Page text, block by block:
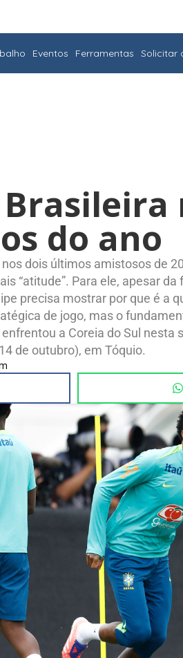
Eventos Ferramentas Solicitar
do ano
dois últimos amistosos de
“atitude”. Para ele, apesar
precisa mostrar por que é a
de jogo, mas o
a Coreia do Sul
de outubro), em Tóquio.